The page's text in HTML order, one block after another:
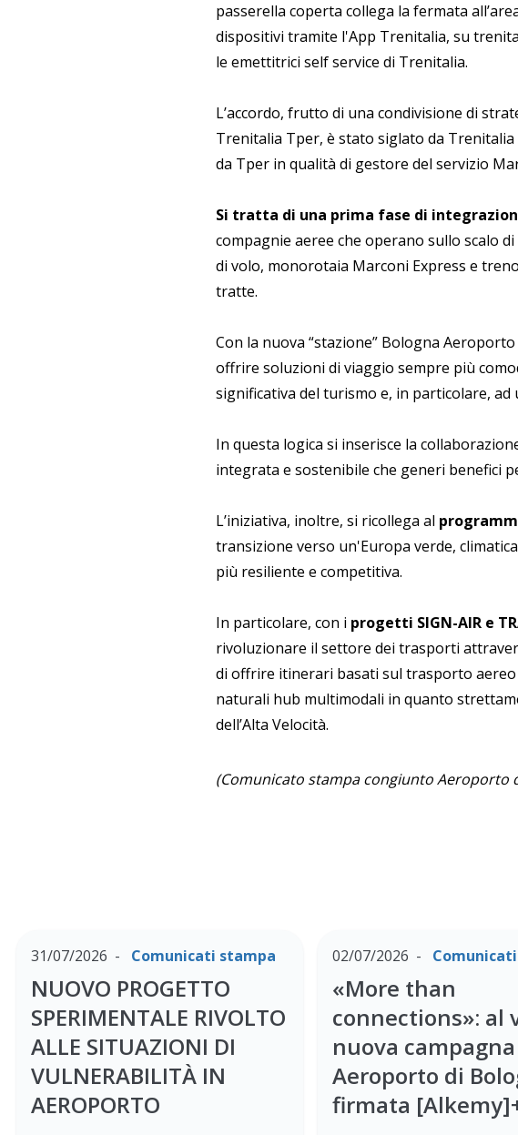
passerella coperta collega la fermata
dispositivi tramite l'App Trenitalia, su
le emettitrici self service di Trenitalia.
L’accordo, frutto di una condivisione di
Trenitalia Tper, è stato siglato da
da Tper in qualità di gestore del servizio
Si tratta di una prima fase di
compagnie aeree che operano sullo scalo
di volo, monorotaia Marconi Express e
tratte.
Con la nuova “stazione” Bologna Aeroporto
offrire soluzioni di viaggio sempre più
significativa del turismo e, in particolare,
In questa logica si inserisce la
integrata e sostenibile che generi benefici
L’iniziativa, inoltre, si ricollega al
transizione verso un'Europa verde,
più resiliente e competitiva.
In particolare, con i progetti SIGN-AIR e
rivoluzionare il settore dei trasporti
di offrire itinerari basati sul trasporto
naturali hub multimodali in quanto
dell’Alta Velocità.
(Comunicato stampa congiunto Aeroporto
31/07/2026 Comunicati stampa
NUOVO PROGETTO
SPERIMENTALE RIVOLTO
ALLE SITUAZIONI DI
VULNERABILITÀ IN
AEROPORTO
02/07/2026
«More than
connections»: al
nuova campagna
Aeroporto di
firmata